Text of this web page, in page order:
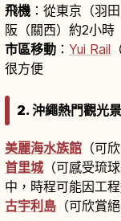
飛機 ：從東京（羽
阪（關西）約2小時
市區移動 ： Yui Rail
很方便
2. 沖繩熱門觀光
美麗海水族館 （可
首里城 （可感受琉
中，時程可能因工
古宇利島 （可欣賞